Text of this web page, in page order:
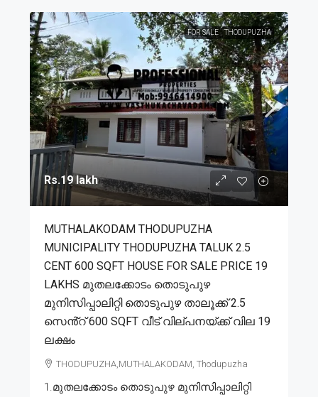
FOR SALE THODUPUZHA
Rs.19 lakh
MUTHALAKODAM THODUPUZHA
MUNICIPALITY THODUPUZHA TALUK 2.5
CENT 600 SQFT HOUSE FOR SALE PRICE 19
LAKHS മുതലക്കോടം തൊടുപുഴ
മുനിസിപ്പാലിറ്റി തൊടുപുഴ താലൂക്ക് 2.5
സെൻ്റ് 600 SQFT വീട് വില്പനയ്ക്ക് വില 19
ലക്ഷം
THODUPUZHA,MUTHALAKODAM, Thodupuzha
1.മുതലക്കോടം തൊടുപുഴ മുനിസിപ്പാലിറ്റി